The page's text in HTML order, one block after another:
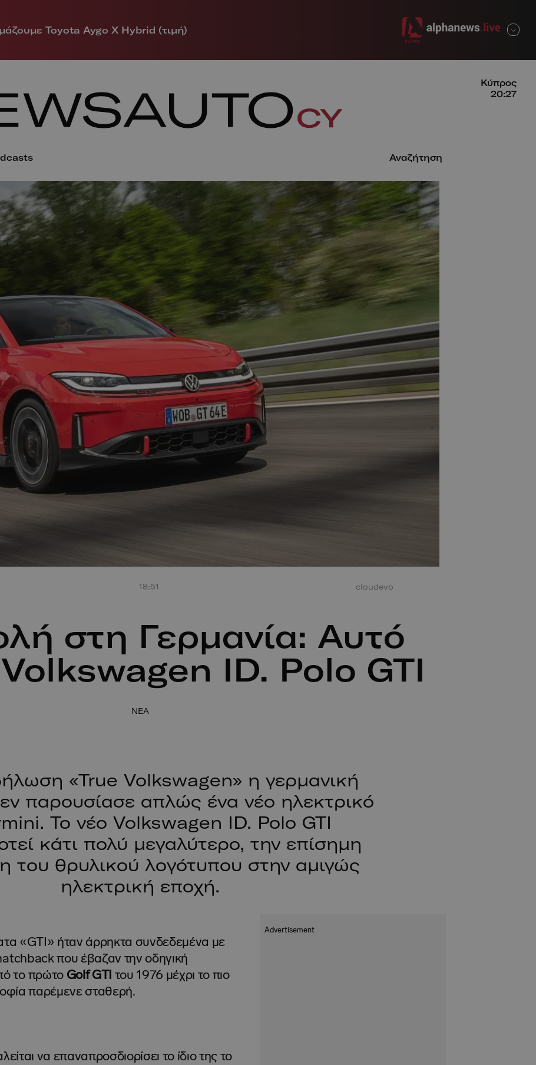
Toyota Aygo X Hybrid (τιμή)
Αναζήτηση
Κύπρος
20:27
ΚΛΕΙΣΙΜΟ
έκρηξη από
στο Misano.
βγαίνει
100 χρόνια Spa! Όλα
ξεκίνησαν κάπως έτσι…
Ο πρόγονος της Bugatti
Chiron
18:51 cloudevo
στη Γερμανία: Αυτό
Volkswagen ID. Polo GTI
NEA
«True Volkswagen» η γερμανική
παρουσίασε απλώς ένα νέο ηλεκτρικό
Το νέο Volkswagen ID. Polo GTI
κάτι πολύ μεγαλύτερο, την επίσημη
του θρυλικού λογότυπου στην αμιγώς
ηλεκτρική εποχή.
«GTI» ήταν άρρηκτα συνδεδεμένα με
που έβαζαν την οδηγική
το πρώτο Golf GTI του 1976 μέχρι το πιο
παρέμενε σταθερή.
να επαναπροσδιορίσει το ίδιο της το